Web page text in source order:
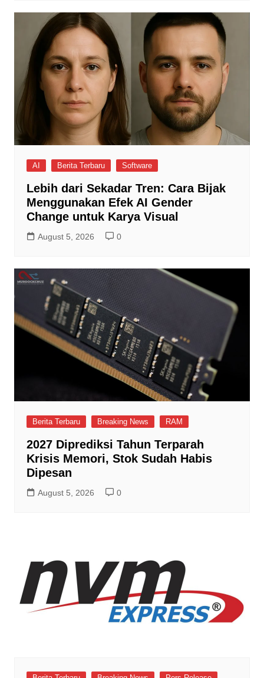
AI Berita Terbaru Software
Lebih dari Sekadar Tren: Cara Bijak
Menggunakan Efek AI Gender
Change untuk Karya Visual
August 5, 2026 0
Berita Terbaru Breaking News RAM
2027 Diprediksi Tahun Terparah
Krisis Memori, Stok Sudah Habis
Dipesan
August 5, 2026 0